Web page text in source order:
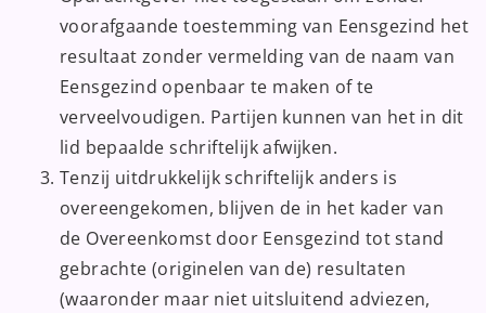
voorafgaande toestemming van Eensgezind het
resultaat zonder vermelding van de naam van
Eensgezind openbaar te maken of te
verveelvoudigen. Partijen kunnen van het in dit
lid bepaalde schriftelijk afwijken.
Tenzij uitdrukkelijk schriftelijk anders is
overeengekomen, blijven de in het kader van
de Overeenkomst door Eensgezind tot stand
gebrachte (originelen van de) resultaten
(waaronder maar niet uitsluitend adviezen,